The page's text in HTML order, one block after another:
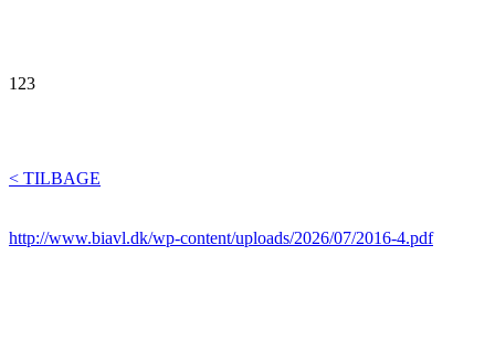
123
< TILBAGE
http://www.biavl.dk/wp-content/uploads/2026/07/2016-4.pdf